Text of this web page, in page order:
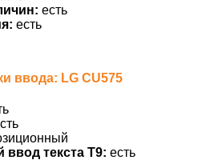
есть
есть
ввода: LG CU575
текста Т9: есть